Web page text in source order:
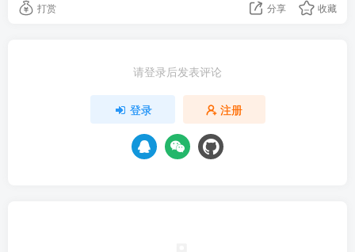
打赏 分享 收藏
请登录后发表评论
登录 注册